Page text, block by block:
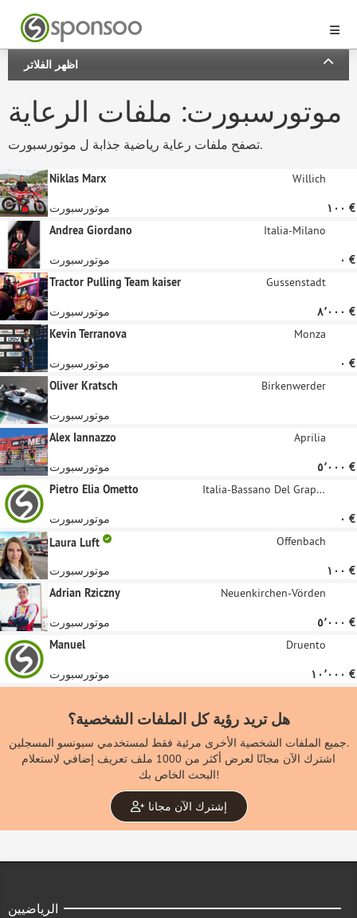
اظهر الفلاتر
موتورسبورت: ملفات الرعاية
تصفح ملفات رعاية رياضية جذابة ل موتورسبورت.
Niklas Marx Willich
موتورسبورت
‏١٠٠ €
Andrea Giordano
Italia-Milano
موتورسبورت
‏٠ €
Tractor Pulling Team kaiser
Gussenstadt
موتورسبورت
‏٨٬٠٠٠ €
Kevin Terranova
Monza
موتورسبورت
‏٠ €
Oliver Kratsch
Birkenwerder
موتورسبورت
Alex Iannazzo
Aprilia
موتورسبورت
‏٥٬٠٠٠ €
Pietro Elia Ometto
Italia-Bassano Del Grappa
موتورسبورت
‏٠ €
Laura Luft
Offenbach
موتورسبورت
‏١٠٠ €
Adrian Rziczny
Neuenkirchen-Vörden
موتورسبورت
‏٥٬٠٠٠ €
Manuel
Druento
موتورسبورت ‏١٠٬٠٠٠ €
هل تريد رؤية كل الملفات الشخصية؟
جميع الملفات الشخصية الأخرى مرئية فقط لمستخدمي سبونسو المسجلين.
اشترك الآن مجانًا لعرض أكثر من 1000 ملف تعريف إضافي لاستعلام
البحث الخاص بك!
إشترك الآن مجانا
الرياضيين